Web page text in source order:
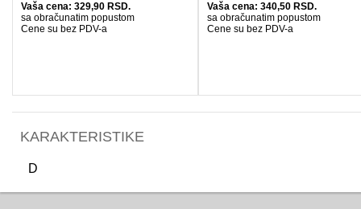
Vaša cena: 329,90 RSD.
sa obračunatim popustom
Cene su bez PDV-a
Vaša cena: 340,50 RSD.
sa obračunatim popustom
Cene su bez PDV-a
KARAKTERISTIKE
D